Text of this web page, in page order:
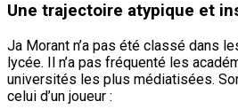
Une trajectoire atypique et
Ja Morant n’a pas été classé dans
lycée. Il n’a pas fréquenté les
universités les plus médiatisées.
celui d’un joueur :